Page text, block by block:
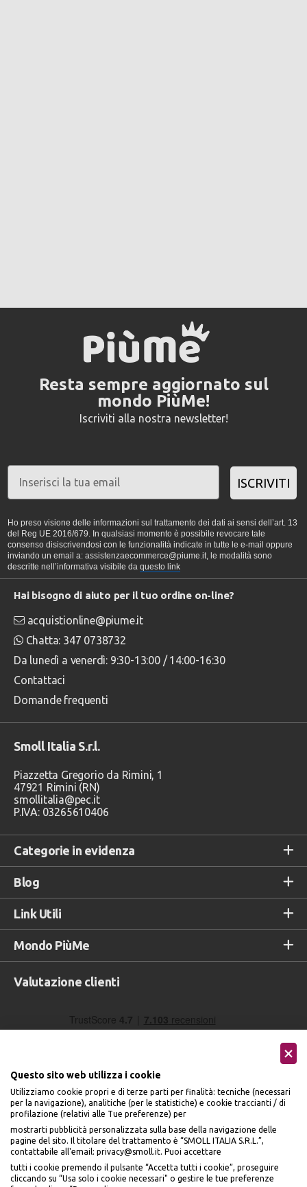
Resta sempre aggiornato sul
mondo PiùMe!
Iscriviti alla nostra newsletter!
ISCRIVITI
Ho preso visione delle informazioni sul trattamento dei dati ai sensi dell’art. 13
del Reg UE 2016/679. In qualsiasi momento è possibile revocare tale
consenso disiscrivendosi con le funzionalità indicate in tutte le e-mail oppure
inviando un email a: assistenzaecommerce@piume.it, le modalità sono
descritte nell’informativa visibile da questo link
Categorie in evidenza
Blog
Link Utili
Mondo PiùMe
Hai bisogno di aiuto per il tuo ordine on-line?
acquistionline@piume.it
Chatta: 347 0738732
Da lunedì a venerdì: 9:30-13:00 / 14:00-16:30
Contattaci
Domande frequenti
Smoll Italia S.r.l.
Piazzetta Gregorio da Rimini, 1
47921 Rimini (RN)
smollitalia@pec.it
P.IVA: 03265610406
Valutazione clienti
Seguici sui social
Questo sito web utilizza i cookie
Utilizziamo cookie propri e di terze parti per finalità: tecniche (necessari
per la navigazione), analitiche (per le statistiche) e cookie traccianti / di
profilazione (relativi alle Tue preferenze) per
mostrarti pubblicità personalizzata sulla base della navigazione delle
pagine del sito. Il titolare del trattamento è “SMOLL ITALIA S.R.L.”,
contattabile all'email: privacy@smoll.it. Puoi accettare
tutti i cookie premendo il pulsante “Accetta tutti i cookie”, proseguire
cliccando su “Usa solo i cookie necessari" o gestire le tue preferenze